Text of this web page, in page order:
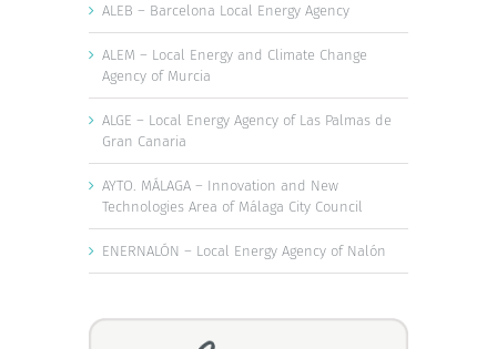
ALEB – Barcelona Local Energy Agency
ALEM – Local Energy and Climate Change
Agency of Murcia
ALGE – Local Energy Agency of Las Palmas de
Gran Canaria
AYTO. MÁLAGA – Innovation and New
Technologies Area of Málaga City Council
ENERNALÓN – Local Energy Agency of Nalón